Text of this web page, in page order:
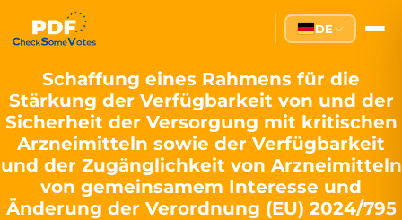
Partei des Fortschritts —
The Partei des Fortschritts (PdF), founded in 2020, is a
Key Office Holders
Lukas Sieper— Member of the European Parliament since
Luca Piwodda— Mayor of Gartz (Oder), local leader and
Tim Sieper— Mayor of Eckenroth, recognized as
Motto and Core Values
Our motto:"Demokratie direkt gestalten" ("Directly shaping
DE
Schaffung eines Rahmens für die
Stärkung der Verfügbarkeit von und der
Sicherheit der Versorgung mit kritischen
Arzneimitteln sowie der Verfügbarkeit
und der Zugänglichkeit von Arzneimitteln
von gemeinsamem Interesse und
Änderung der Verordnung (EU) 2024/795